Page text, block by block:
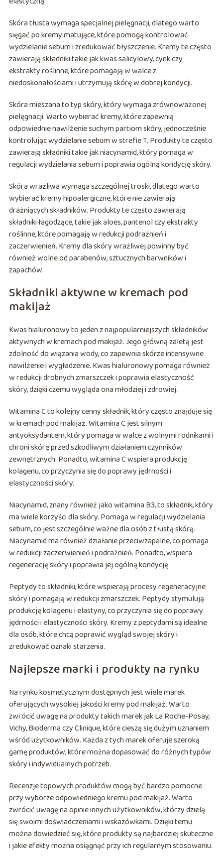
Skóra tłusta wymaga specjalnej pielęgnacji, dlatego warto
sięgać po kremy matujące, które pomogą kontrolować
wydzielanie sebum i zredukować błyszczenie. Kremy te często
zawierają składniki takie jak kwas salicylowy, cynk czy
ekstrakty roślinne, które pomagają w walce z
niedoskonałościami i utrzymują skórę w dobrej kondycji.
Skóra mieszana to typ skóry, który wymaga zrównoważonej
pielęgnacji. Warto wybierać kremy, które zapewnią
odpowiednie nawilżenie suchym partiom skóry, jednocześnie
kontrolując wydzielanie sebum w strefie T. Produkty te często
zawierają składniki takie jak niacynamid, który pomaga w
regulacji wydzielania sebum i poprawia ogólną kondycję skóry.
Skóra wrażliwa wymaga szczególnej troski, dlatego warto
wybierać kremy hipoalergiczne, które nie zawierają
drażniących składników. Produkty te często zawierają
składniki łagodzące, takie jak aloes, pantenol czy ekstrakty
roślinne, które pomagają w redukcji podrażnień i
zaczerwienień. Kremy dla skóry wrażliwej powinny być
również wolne od parabenów, sztucznych barwników i
zapachów.
Składniki aktywne w kremach pod
makijaż
Kwas hialuronowy to jeden z najpopularniejszych składników
aktywnych w kremach pod makijaż. Jego główną zaletą jest
zdolność do wiązania wody, co zapewnia skórze intensywne
nawilżenie i wygładzenie. Kwas hialuronowy pomaga również
w redukcji drobnych zmarszczek i poprawia elastyczność
skóry, dzięki czemu wygląda ona młodziej i zdrowiej.
Witamina C to kolejny cenny składnik, który często znajduje się
w kremach pod makijaż. Witamina C jest silnym
antyoksydantem, który pomaga w walce z wolnymi rodnikami i
chroni skórę przed szkodliwym działaniem czynników
zewnętrznych. Ponadto, witamina C wspiera produkcję
kolagenu, co przyczynia się do poprawy jędrności i
elastyczności skóry.
Niacynamid, znany również jako witamina B3, to składnik, który
ma wiele korzyści dla skóry. Pomaga w regulacji wydzielania
sebum, co jest szczególnie ważne dla osób z tłustą skórą.
Niacynamid ma również działanie przeciwzapalne, co pomaga
w redukcji zaczerwienień i podrażnień. Ponadto, wspiera
regenerację skóry i poprawia jej ogólną kondycję.
Peptydy to składniki, które wspierają procesy regeneracyjne
skóry i pomagają w redukcji zmarszczek. Peptydy stymulują
produkcję kolagenu i elastyny, co przyczynia się do poprawy
jędrności i elastyczności skóry. Kremy z peptydami są idealne
dla osób, które chcą poprawić wygląd swojej skóry i
zredukować oznaki starzenia.
Najlepsze marki i produkty na rynku
Na rynku kosmetycznym dostępnych jest wiele marek
oferujących wysokiej jakości kremy pod makijaż. Warto
zwrócić uwagę na produkty takich marek jak La Roche-Posay,
Vichy, Bioderma czy Clinique, które cieszą się dużym uznaniem
wśród użytkowników. Każda z tych marek oferuje szeroką
gamę produktów, które można dopasować do różnych typów
skóry i indywidualnych potrzeb.
Recenzje topowych produktów mogą być bardzo pomocne
przy wyborze odpowiedniego kremu pod makijaż. Warto
zwrócić uwagę na opinie innych użytkowników, którzy dzielą
się swoimi doświadczeniami i wskazówkami. Dzięki temu
można dowiedzieć się, które produkty są najbardziej skuteczne
i jakie efekty można osiągnąć przy ich regularnym stosowaniu.